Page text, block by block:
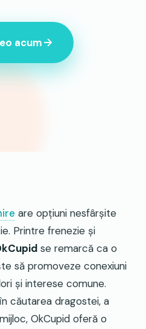
acum
are opțiuni nesfârșite
Printre frenezie și
se remarcă ca o
să promoveze conexiuni
și interese comune.
căutarea dragostei, a
OkCupid oferă o